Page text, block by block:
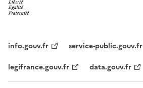
info.gouv.fr
service-public.gouv.fr
legifrance.gouv.fr
data.gouv.fr